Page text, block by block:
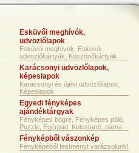
Esküvői meghívók,
üdvözlőlapok
Esküvői meghívók, Esküvői
üdvözlőkártyák, Köszönőkártyák
Karácsonyi üdvözlőlapok,
képeslapok
Karácsonyi és újévi üdvözlőlapok,
Képeslapok
Egyedi fényképes
ajándéktárgyak
Fényképes bögre, Fényképes póló,
Puzzle, Egérpad, Kulcstartó, párna
Fényképből vászonkép
Fényképéből festményt varázsolunk!